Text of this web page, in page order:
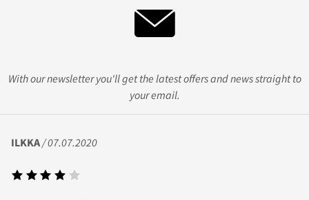
With our newsletter you'll get the latest offers and news straight to
your email.
ILKKA / 07.07.2020